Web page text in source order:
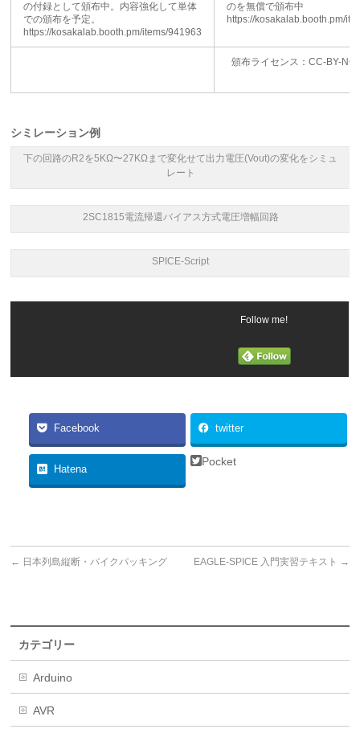
の付録として頒布中。内容強化して単体
での頒布を予定。
https://kosakalab.booth.pm/items/941963
のを無償で頒布中
https://kosakalab.booth.pm/
頒布ライセンス：CC-BY-
シミレーション例
下の回路のR2を5KΩ〜27KΩまで変化せて出力電圧(Vout)の変化をシミュ
レート
2SC1815電流帰還バイアス方式電圧増幅回路
SPICE-Script
Follow me!
Facebook twitter
Hatena
Pocket
← 日本列島縦断・バイクパッキング EAGLE-SPICE 入門実習テキスト →
カテゴリー
Arduino
AVR